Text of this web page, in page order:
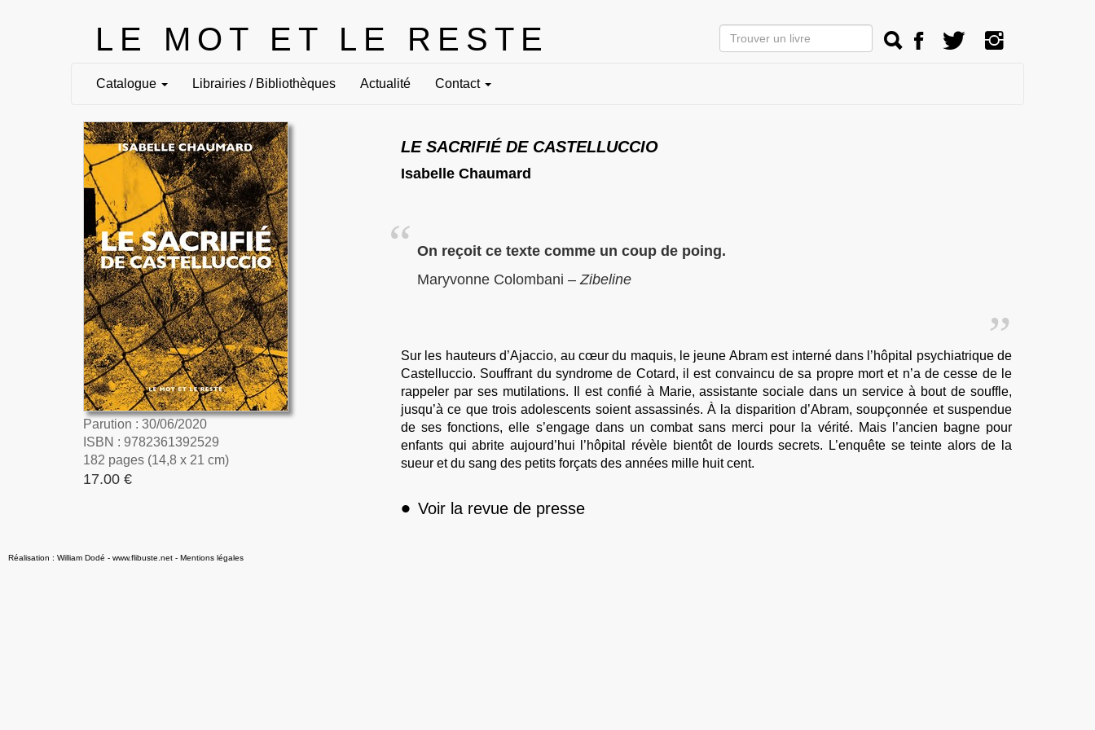
LE MOT ET LE RESTE
Catalogue Librairies / Bibliothèques Actualité Contact
Parution : 30/06/2020
ISBN : 9782361392529
182 pages (14,8 x 21 cm)
17.00 €
LE SACRIFIÉ DE CASTELLUCCIO
Isabelle Chaumard
On reçoit ce texte comme un coup de poing.
Maryvonne Colombani –Zibeline
Sur les hauteurs d’Ajaccio, au cœur du maquis, le jeune Abram est interné dans l’hôpital psychiatrique de
Castelluccio. Souffrant du syndrome de Cotard, il est convaincu de sa propre mort et n’a de cesse de le
rappeler par ses mutilations. Il est confié à Marie, assistante sociale dans un service à bout de souffle,
jusqu’à ce que trois adolescents soient assassinés. À la disparition d’Abram, soupçonnée et suspendue
de ses fonctions, elle s’engage dans un combat sans merci pour la vérité. Mais l’ancien bagne pour
enfants qui abrite aujourd’hui l’hôpital révèle bientôt de lourds secrets. L’enquête se teinte alors de la
sueur et du sang des petits forçats des années mille huit cent.
• Voir la revue de presse
Réalisation : William Dodé - www.flibuste.net - Mentions légales